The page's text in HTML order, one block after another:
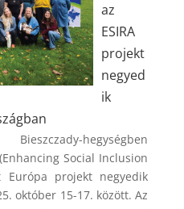
az
ESIRA
projekt
negyed
ik
hegységben
Social Inclusion
projekt negyedik
október 15-17. között. Az